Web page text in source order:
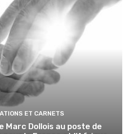
ET CARNETS
Marc Dollois au poste de